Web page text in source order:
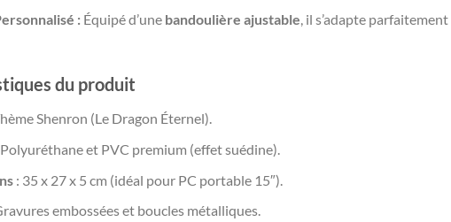
:Équipé d’une bandoulière ajustable , il s’adapte
du produit
Shenron (Le Dragon Éternel).
et PVC premium (effet suédine).
: 35 x 27 x 5 cm (idéal pour PC portable 15″).
embossées et boucles métalliques.